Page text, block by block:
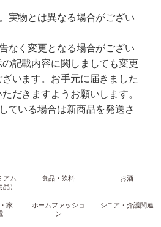
実物とは異なる場合がござい
なく変更となる場合がござい
記載内容に関しましても変更
います。お手元に届きました
だきますようお願いします。
ている場合は新商品を発送さ
アム
）
食品・飲料 お酒
家
ホームファッショ
ン
シニア・介護関連